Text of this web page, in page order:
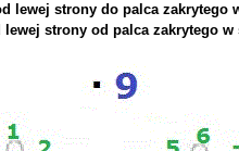
lewej strony do palca zakrytego
strony od palca zakrytego w